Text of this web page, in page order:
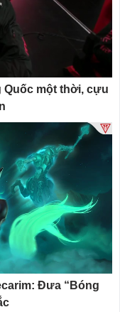
Quốc một thời, cựu
Đưa “Bóng